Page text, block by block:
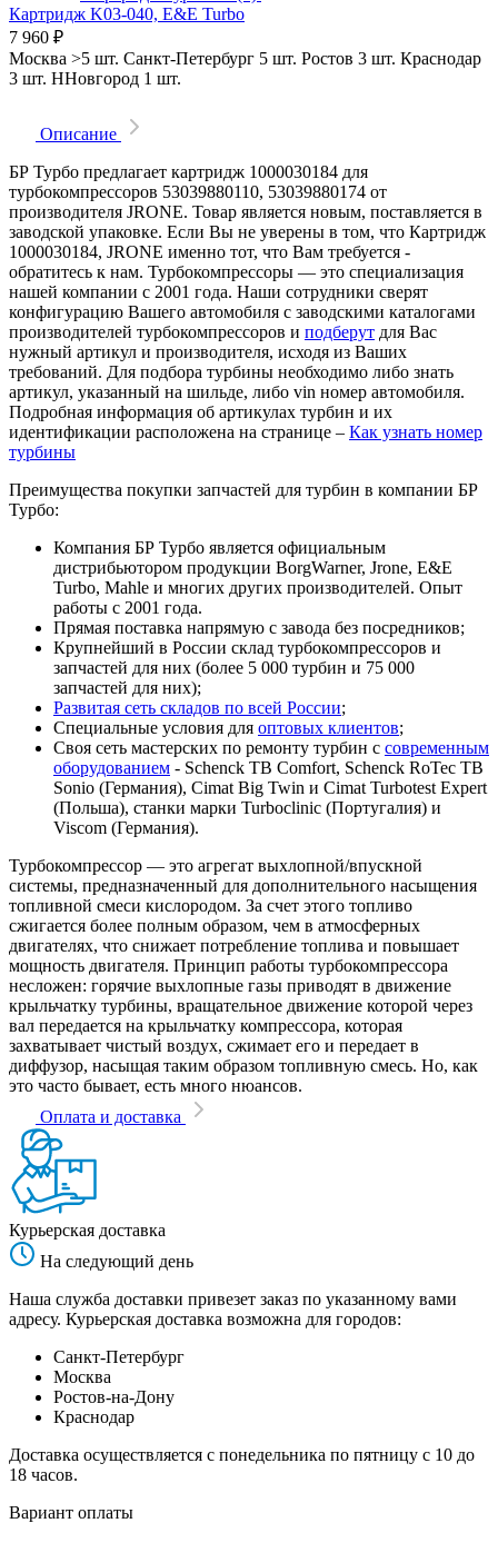
Картридж K03-040, E&E Turbo
7 960 ₽
Москва >5 шт. Санкт-Петербург 5 шт. Ростов 3 шт. Краснодар
3 шт. ННовгород 1 шт.
Описание
БР Турбо предлагает картридж 1000030184 для
турбокомпрессоров 53039880110, 53039880174 от
производителя JRONE. Товар является новым, поставляется в
заводской упаковке. Если Вы не уверены в том, что Картридж
1000030184, JRONE именно тот, что Вам требуется -
обратитесь к нам. Турбокомпрессоры — это специализация
нашей компании с 2001 года. Наши сотрудники сверят
конфигурацию Вашего автомобиля с заводскими каталогами
производителей турбокомпрессоров и подберут для Вас
нужный артикул и производителя, исходя из Ваших
требований. Для подбора турбины необходимо либо знать
артикул, указанный на шильде, либо vin номер автомобиля.
Подробная информация об артикулах турбин и их
идентификации расположена на странице – Как узнать номер
турбины
Преимущества покупки запчастей для турбин в компании БР
Турбо:
Компания БР Турбо является официальным
дистрибьютором продукции BorgWarner, Jrone, E&E
Turbo, Mahle и многих других производителей. Опыт
работы с 2001 года.
Прямая поставка напрямую с завода без посредников;
Крупнейший в России склад турбокомпрессоров и
запчастей для них (более 5 000 турбин и 75 000
запчастей для них);
Развитая сеть складов по всей России;
Специальные условия для оптовых клиентов;
Своя сеть мастерских по ремонту турбин с современным
оборудованием - Schenck TB Comfort, Schenck RoTec TB
Sonio (Германия), Cimat Big Twin и Cimat Turbotest Expert
(Польша), станки марки Turboclinic (Португалия) и
Viscom (Германия).
Турбокомпрессор — это агрегат выхлопной/впускной
системы, предназначенный для дополнительного насыщения
топливной смеси кислородом. За счет этого топливо
сжигается более полным образом, чем в атмосферных
двигателях, что снижает потребление топлива и повышает
мощность двигателя. Принцип работы турбокомпрессора
несложен: горячие выхлопные газы приводят в движение
крыльчатку турбины, вращательное движение которой через
вал передается на крыльчатку компрессора, которая
захватывает чистый воздух, сжимает его и передает в
диффузор, насыщая таким образом топливную смесь. Но, как
это часто бывает, есть много нюансов.
Оплата и доставка
Курьерская доставка
На следующий день
Наша служба доставки привезет заказ по указанному вами
адресу. Курьерская доставка возможна для городов:
Санкт-Петербург
Москва
Ростов-на-Дону
Краснодар
Доставка осуществляется с понедельника по пятницу с 10 до
18 часов.
Вариант оплаты